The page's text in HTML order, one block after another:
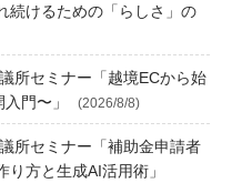
続けるための「らしさ」の
所セミナー「越境ECから始
門〜」
(2026/8/8)
所セミナー「補助金申請者
方と生成AI活用術」